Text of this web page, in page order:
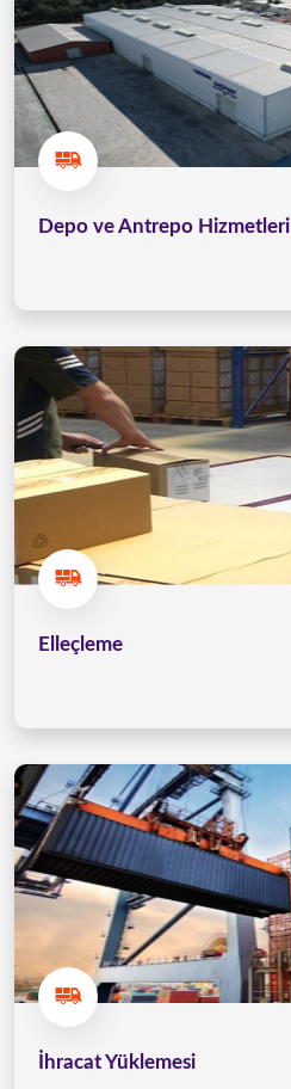
Depo ve Antrepo Hizmetleri
Elleçleme
İhracat Yüklemesi